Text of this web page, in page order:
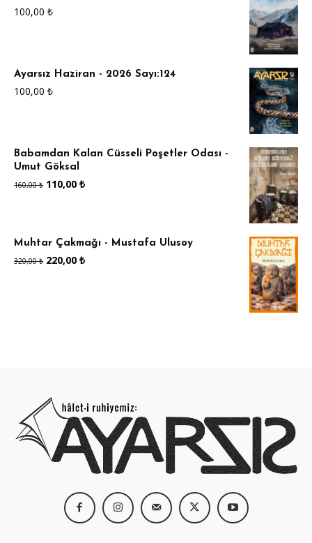
100,00 ₺
Ayarsız Haziran - 2026 Sayı:124
100,00 ₺
Babamdan Kalan Cüsseli Poşetler Odası -
Umut Göksal
160,00₺ Orijinal
110,00 ₺Şu
110,00 ₺.
Muhtar Çakmağı - Mustafa Ulusoy
320,00₺ Orijinal
220,00 ₺Şu